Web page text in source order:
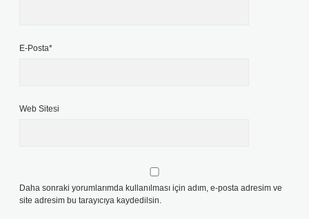
E-Posta*
Web Sitesi
Daha sonraki yorumlarımda kullanılması için adım, e-posta adresim ve
site adresim bu tarayıcıya kaydedilsin.